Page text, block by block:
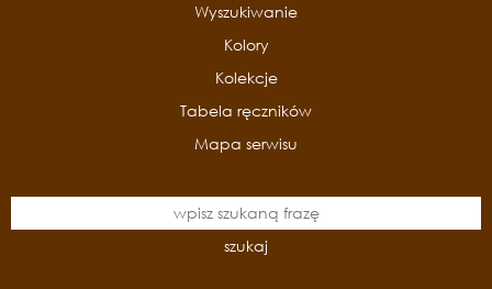
Wyszukiwanie
Kolory
Kolekcje
Tabela ręczników
Mapa serwisu
szukaj